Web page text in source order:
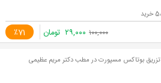
٪71 ۱۰۰,۰۰۰ ۲۹,۰۰۰ تومان
تزریق بوتاکس مسپورت در مطب دکتر مریم عظیمی